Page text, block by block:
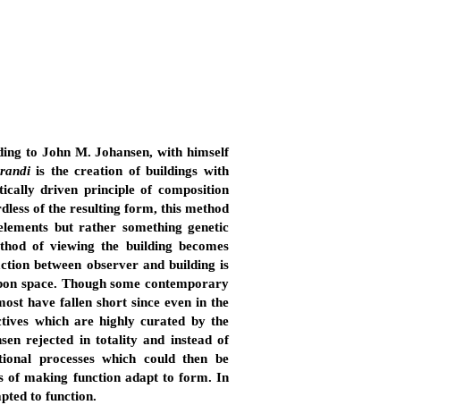
to John M. Johansen, with himself
is the creation of buildings with
driven principle of composition
of the resulting form, this method
but rather something genetic
of viewing the building becomes
between observer and building is
space. Though some contemporary
have fallen short since even in the
which are highly curated by the
rejected in totality and instead of
processes which could then be
of making function adapt to form. In
to function.